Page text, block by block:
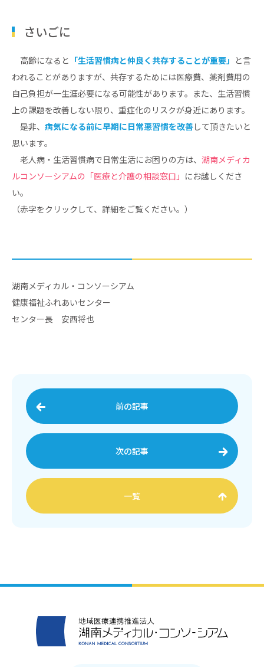
さいごに
高齢になると 「生活習慣病と仲良く共存することが重要」 と言
われることがありますが、共存するためには医療費、薬剤費用の
自己負担が一生涯必要になる可能性があります。また、生活習慣
上の課題を改善しない限り、重症化のリスクが身近にあります。
是非、 病気になる前に早期に日常悪習慣を改善して頂きたいと
思います。
老人病・生活習慣病で日常生活にお困りの方は、 湖南メディカ
ルコンソーシアムの「医療と介護の相談窓口」 にお越しくださ
い。
（赤字をクリックして、詳細をご覧ください。）
湖南メディカル・コンソーシアム
健康福祉ふれあいセンター
センター長 安西将也
前の記事
次の記事
一覧